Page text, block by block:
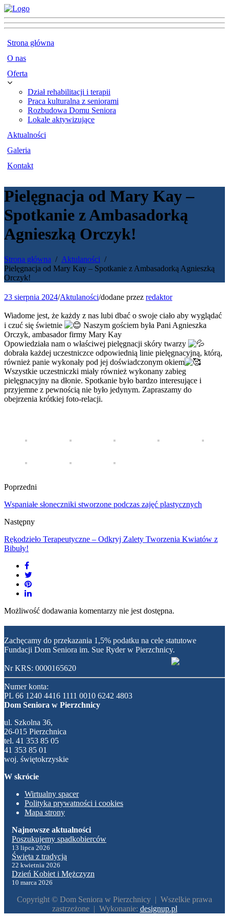
Strona główna
O nas
Oferta
Dział rehabilitacji i terapii
Praca kulturalna z seniorami
Rozbudowa Domu Seniora
Lokale aktywizujące
Aktualności
Galeria
Kontakt
Pielęgnacja od Mary Kay –
Spotkanie z Ambasadorką
Agnieszką Orczyk!
Strona główna
Aktulaności
Pielęgnacja od Mary Kay – Spotkanie z Ambasadorką Agnieszką
Orczyk!
23 sierpnia 2024/Aktulaności/dodane przez redaktor
Wiadome jest, że każdy z nas lubi dbać o swoje ciało aby wyglądać
i czuć się świetnie
Naszym gościem była Pani Agnieszka
Orczyk, ambasador firmy Mary Kay
Opowiedziała nam o właściwej pielęgnacji skóry twarzy
dobrała każdej uczestniczce odpowiednią linie pielęgnacyjną, którą,
również panie wykonały pod jej doświadczonym okiem
Wszystkie uczestniczki miały również wykonany zabieg
pielęgnacyjny na dłonie. Spotkanie było bardzo interesujące i
przyjemne z pewnością nie było jedynym. Zapraszamy do
obejrzenia krótkiej foto-relacji.
Poprzedni
Wspaniałe słoneczniki stworzone podczas zajęć plastycznych
Następny
Rękodzieło Terapeutyczne – Odkryj Zalety Tworzenia Kwiatów z
Bibuły!
Możliwość dodawania komentarzy nie jest dostępna.
Zachęcamy do przekazania 1,5% podatku na cele statutowe
Fundacji Dom Seniora im. Sue Ryder w Pierzchnicy.
Nr KRS: 0000165620
Numer konta:
PL 66 1240 4416 1111 0010 6242 4803
Dom Seniora w Pierzchnicy
ul. Szkolna 36,
26-015 Pierzchnica
tel. 41 353 85 05
41 353 85 01
woj. świętokrzyskie
W skrócie
Wirtualny spacer
Polityka prywatności i cookies
Mapa strony
Poszukujemy spadkobierców
13 lipca 2026
Święta z tradycją
22 kwietnia 2026
Dzień Kobiet i Mężczyzn
10 marca 2026
Copyright © Dom Seniora w Pierzchnicy | Wszelkie prawa
zastrzeżone | Wykonanie: designup.pl